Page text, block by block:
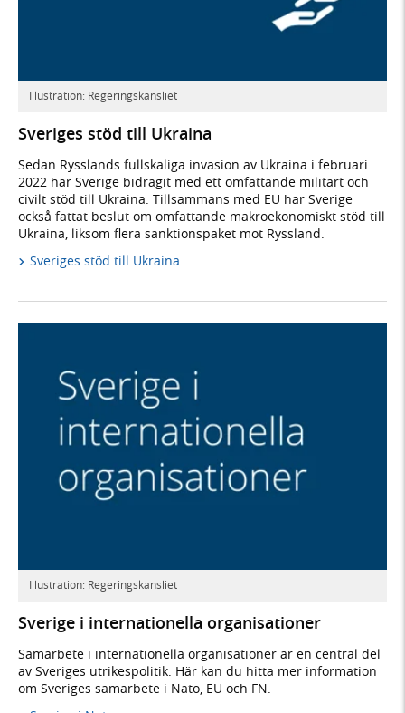
Illustration: Regeringskansliet
Sveriges stöd till Ukraina
Sedan Rysslands fullskaliga invasion av Ukraina i februari
2022 har Sverige bidragit med ett omfattande militärt och
civilt stöd till Ukraina. Tillsammans med EU har Sverige
också fattat beslut om omfattande makroekonomiskt stöd till
Ukraina, liksom flera sanktionspaket mot Ryssland.
Sveriges stöd till Ukraina
Illustration: Regeringskansliet
Sverige i internationella organisationer
Samarbete i internationella organisationer är en central del
av Sveriges utrikespolitik. Här kan du hitta mer information
om Sveriges samarbete i Nato, EU och FN.